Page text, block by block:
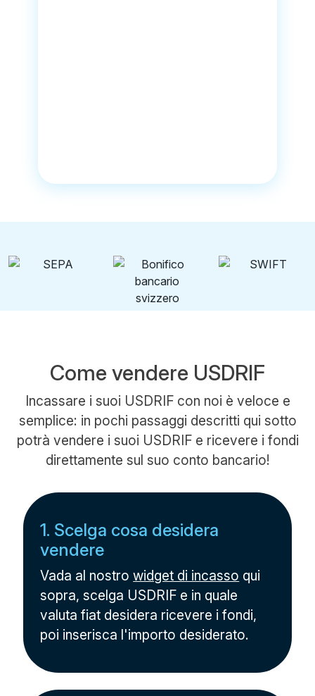
Come vendere USDRIF
Incassare i suoi USDRIF con noi è veloce e
semplice: in pochi passaggi descritti qui sotto
potrà vendere i suoi USDRIF e ricevere i fondi
direttamente sul suo conto bancario!
1. Scelga cosa desidera
vendere
Vada al nostrowidget di incasso qui
sopra, scelga USDRIF e in quale
valuta fiat desidera ricevere i fondi,
poi inserisca l'importo desiderato.